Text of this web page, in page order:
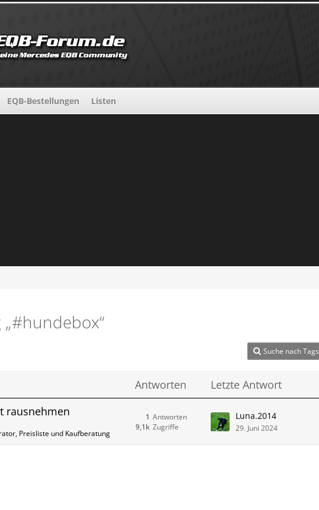
EQB-Bestellungen Listen
Suche nach Tags
Antworten
Letzte Antwort
rausnehmen
Preisliste und Kaufberatung
Antworten
1
Zugriffe
9,1k
Luna.2014
29. Juni 2024